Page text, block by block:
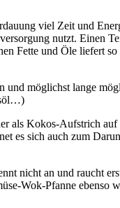
viel Zeit und
nutzt. Einen
Fette und Öle liefert
und möglichst lange
als Kokos-Aufstrich
es sich auch zum
nicht an und raucht
Wok-Pfanne ebenso